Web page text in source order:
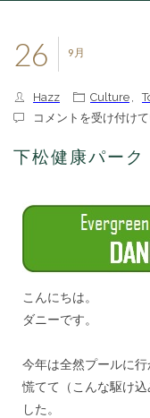
9月
26
Hazz Culture ,
下
健
康
コメントを受け付け
下松健康パーク
こんにちは。
ダニーです。
今年は全然プールに行
慌てて（こんな駆け込
した。